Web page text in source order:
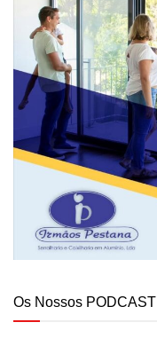
Os Nossos PODCAST